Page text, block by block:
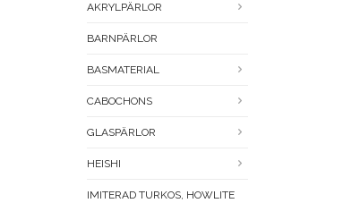
AKRYLPÄRLOR
BARNPÄRLOR
BASMATERIAL
CABOCHONS
GLASPÄRLOR
HEISHI
IMITERAD TURKOS, HOWLITE